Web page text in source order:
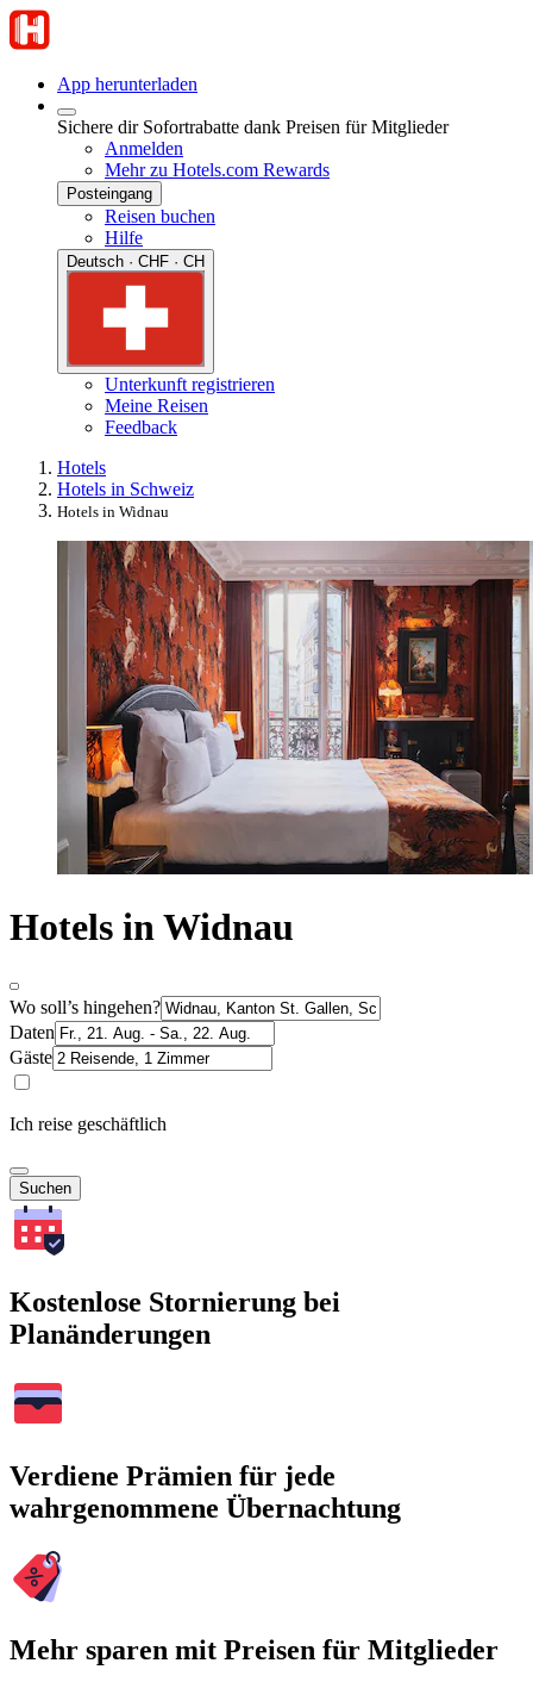
App herunterladen
Sichere dir Sofortrabatte dank Preisen für Mitglieder
Anmelden
Mehr zu Hotels.com Rewards
Posteingang
Reisen buchen
Hilfe
Deutsch · CHF · CH
Unterkunft registrieren
Meine Reisen
Feedback
Hotels
Hotels in Schweiz
Hotels in Widnau
Hotels in Widnau
Wo soll’s hingehen?
Daten
Gäste
Ich reise geschäftlich
Suchen
Kostenlose Stornierung bei
Planänderungen
Verdiene Prämien für jede
wahrgenommene Übernachtung
Mehr sparen mit Preisen für Mitglieder